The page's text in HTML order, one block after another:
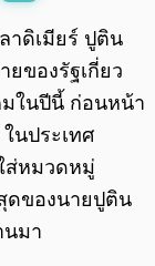
0:00 / 0:00
าดิเมียร์ ปูติน
ของรัฐเกี่ยว
ในปีนี้ ก่อนหน้า
นประเทศ
ส่หมวดหมู่
สุดของนายปูติน
นมา